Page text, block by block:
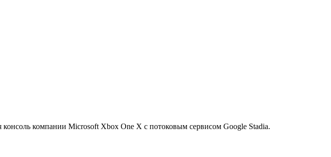
компании Microsoft Xbox One X с потоковым сервисом Google Stadia.